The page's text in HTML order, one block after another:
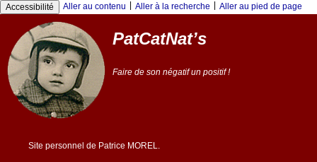
Accessibilité Aller au contenu Aller à la recherche Aller au pied de page
PatCatNat’s
Faire de son négatif un positif !
Site personnel de Patrice MOREL.